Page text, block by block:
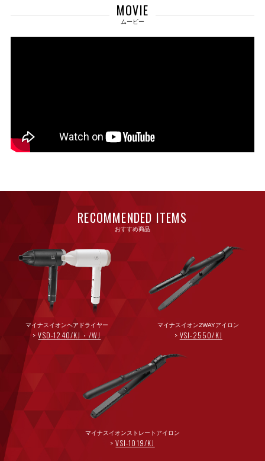
MOVIE
ムービー
RECOMMENDED ITEMS
おすすめ商品
マイナスイオンヘアドライヤー
VSD-1240/KJ・/WJ
マイナスイオン2WAYアイロン
VSI-2550/KJ
マイナスイオンストレートアイロン
VSI-1019/KJ